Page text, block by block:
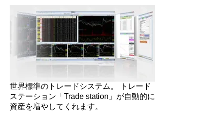
世界標準のトレードシステム。 トレード
ステーション「Trade station」が自動的に
資産を増やしてくれます。